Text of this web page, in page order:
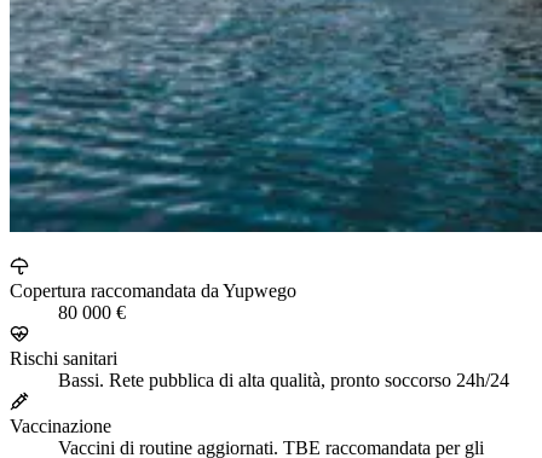
Copertura raccomandata da Yupwego
80 000 €
Rischi sanitari
Bassi. Rete pubblica di alta qualità, pronto soccorso 24h/24
Vaccinazione
Vaccini di routine aggiornati. TBE raccomandata per gli